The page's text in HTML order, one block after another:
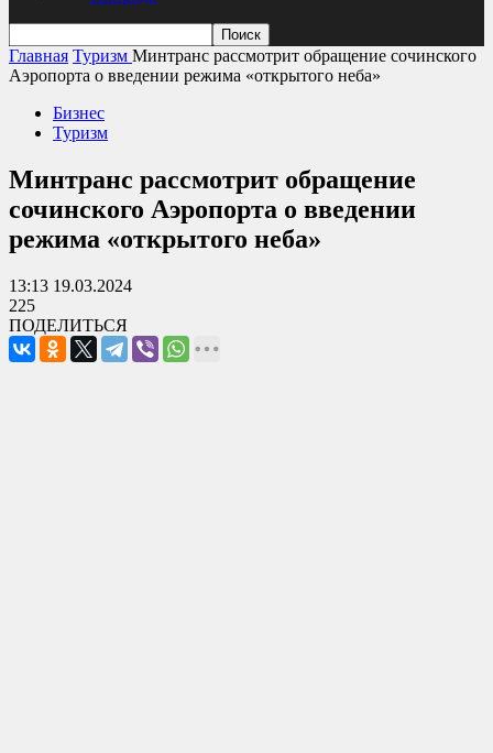
Главная Туризм Минтранс рассмотрит обращение сочинского
Аэропорта о введении режима «открытого неба»
Бизнес
Туризм
Минтранс рассмотрит обращение
сочинского Аэропорта о введении
режима «открытого неба»
13:13 19.03.2024
225
ПОДЕЛИТЬСЯ